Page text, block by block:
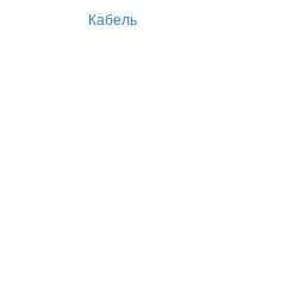
Кабель